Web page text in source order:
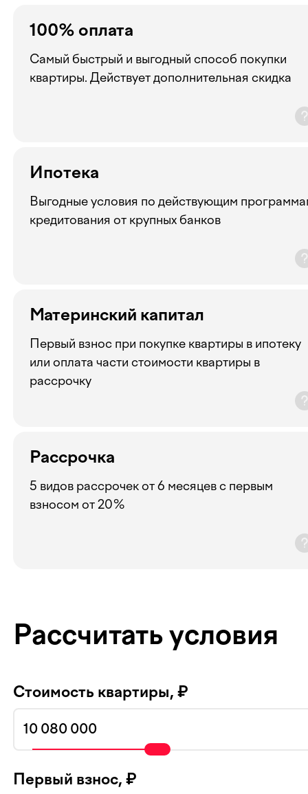
100% оплата
Самый быстрый и выгодный способ покупки
квартиры. Действует дополнительная скидка
Ипотека
Выгодные условия по действующим
кредитования от крупных банков
Материнский капитал
Первый взнос при покупке квартиры в ипотеку
или оплата части стоимости квартиры в
рассрочку
Рассрочка
5 видов рассрочек от 6 месяцев с первым
взносом от 20%
Рассчитать условия
Стоимость квартиры, ₽
Первый взнос, ₽